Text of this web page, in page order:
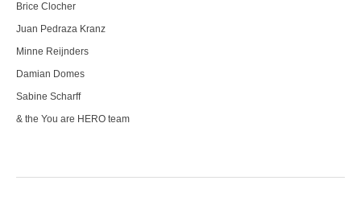
Brice Clocher
Juan Pedraza Kranz
Minne Reijnders
Damian Domes
Sabine Scharff
& the You are HERO team